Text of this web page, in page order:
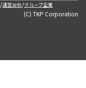
/運営会社/グループ企業
(C) TKP Corporation